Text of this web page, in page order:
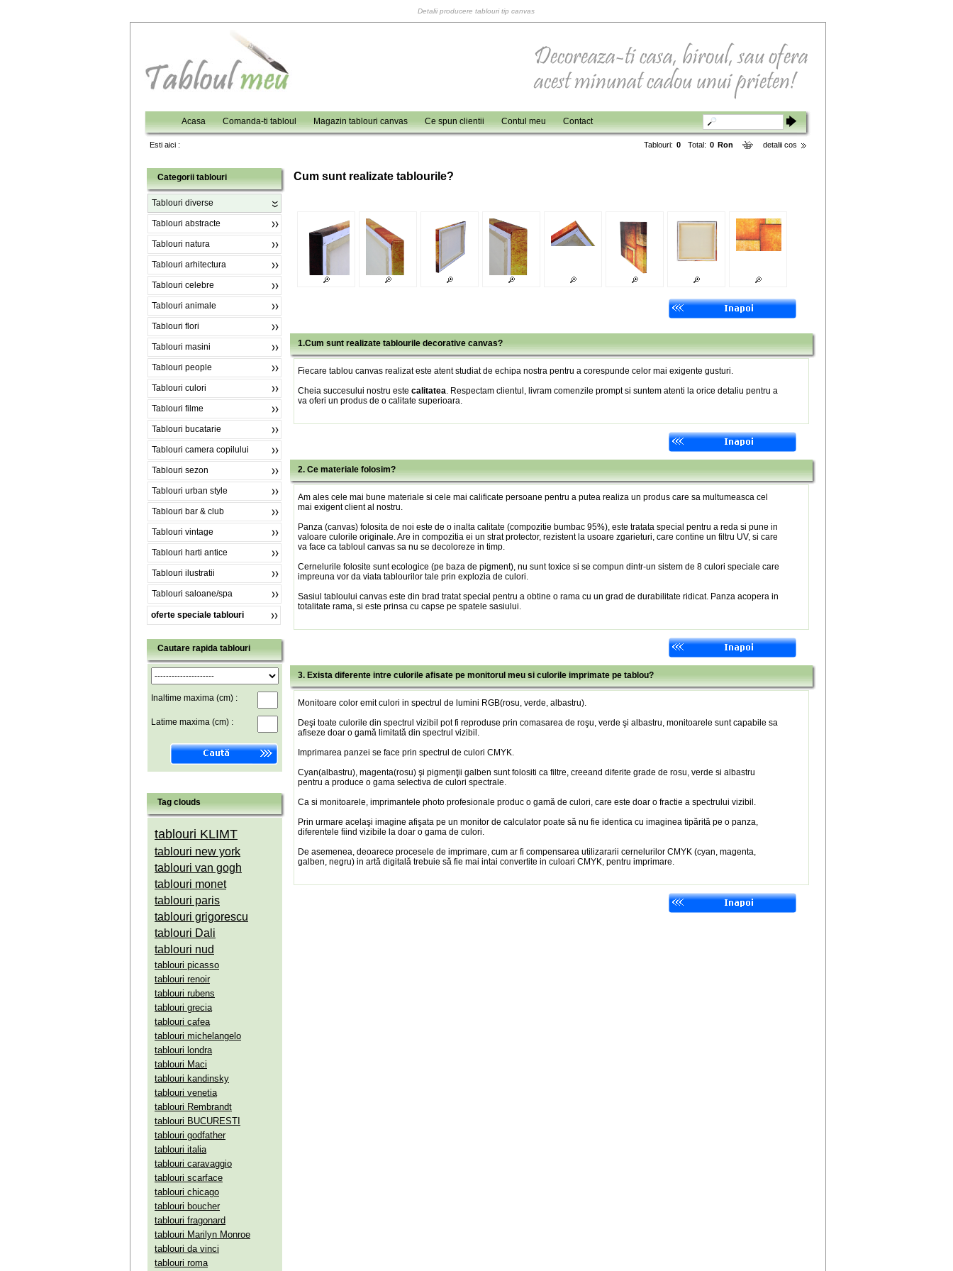
Detalii producere tablouri tip canvas
Acasa Comanda-ti tabloul Magazin tablouri canvas Ce spun clientii Contul meu Contact
Esti aici : detalii cos
Tablouri: 0 Total: 0 Ron
Categorii tablouri
Tablouri diverse
Tablouri abstracte
Tablouri natura
Tablouri arhitectura
Tablouri celebre
Tablouri animale
Tablouri flori
Tablouri masini
Tablouri people
Tablouri culori
Tablouri filme
Tablouri bucatarie
Tablouri camera copilului
Tablouri sezon
Tablouri urban style
Tablouri bar & club
Tablouri vintage
Tablouri harti antice
Tablouri ilustratii
Tablouri saloane/spa
oferte speciale tablouri
Cautare rapida tablouri
Inaltime maxima (cm) :
Latime maxima (cm) :
Tag clouds
tablouri KLIMT
tablouri new york
tablouri van gogh
tablouri monet
tablouri paris
tablouri grigorescu
tablouri Dali
tablouri nud
tablouri picasso
tablouri renoir
tablouri rubens
tablouri grecia
tablouri cafea
tablouri michelangelo
tablouri londra
tablouri Maci
tablouri kandinsky
tablouri venetia
tablouri Rembrandt
tablouri BUCURESTI
tablouri godfather
tablouri italia
tablouri caravaggio
tablouri scarface
tablouri chicago
tablouri boucher
tablouri fragonard
tablouri Marilyn Monroe
tablouri da vinci
tablouri roma
Cum sunt realizate tablourile?
1.Cum sunt realizate tablourile decorative canvas?
Fiecare tablou canvas realizat este atent studiat de echipa nostra pentru a corespunde celor mai exigente gusturi.
Cheia succesului nostru este calitatea. Respectam clientul, livram comenzile prompt si suntem atenti la orice detaliu pentru a
va oferi un produs de o calitate superioara.
2. Ce materiale folosim?
Am ales cele mai bune materiale si cele mai calificate persoane pentru a putea realiza un produs care sa multumeasca cel
mai exigent client al nostru.
Panza (canvas) folosita de noi este de o inalta calitate (compozitie bumbac 95%), este tratata special pentru a reda si pune in
valoare culorile originale. Are in compozitia ei un strat protector, rezistent la usoare zgarieturi, care contine un filtru UV, si care
va face ca tabloul canvas sa nu se decoloreze in timp.
Cernelurile folosite sunt ecologice (pe baza de pigment), nu sunt toxice si se compun dintr-un sistem de 8 culori speciale care
impreuna vor da viata tablourilor tale prin explozia de culori.
Sasiul tabloului canvas este din brad tratat special pentru a obtine o rama cu un grad de durabilitate ridicat. Panza acopera in
totalitate rama, si este prinsa cu capse pe spatele sasiului.
3. Exista diferente intre culorile afisate pe monitorul meu si culorile imprimate pe tablou?
Monitoare color emit culori in spectrul de lumini RGB(rosu, verde, albastru).
Deşi toate culorile din spectrul vizibil pot fi reproduse prin comasarea de roşu, verde şi albastru, monitoarele sunt capabile sa
afiseze doar o gamă limitată din spectrul vizibil.
Imprimarea panzei se face prin spectrul de culori CMYK.
Cyan(albastru), magenta(rosu) şi pigmenţii galben sunt folositi ca filtre, creeand diferite grade de rosu, verde si albastru
pentru a produce o gama selectiva de culori spectrale.
Ca si monitoarele, imprimantele photo profesionale produc o gamă de culori, care este doar o fractie a spectrului vizibil.
Prin urmare acelaşi imagine afişata pe un monitor de calculator poate să nu fie identica cu imaginea tipărită pe o panza,
diferentele fiind vizibile la doar o gama de culori.
De asemenea, deoarece procesele de imprimare, cum ar fi compensarea utilizararii cernelurilor CMYK (cyan, magenta,
galben, negru) in artă digitală trebuie să fie mai intai convertite in culoari CMYK, pentru imprimare.